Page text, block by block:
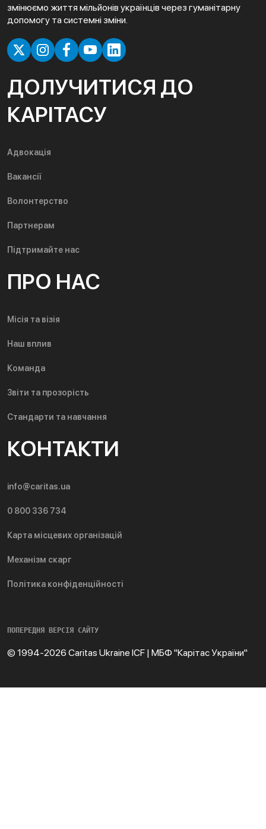
змінюємо життя мільйонів українців через гуманітарну
допомогу та системні зміни.
ДОЛУЧИТИСЯ ДО
КАРІТАСУ
Адвокація
Вакансії
Волонтерство
Партнерам
Підтримайте нас
ПРО НАС
Місія та візія
Наш вплив
Команда
Звіти та прозорість
Стандарти та навчання
КОНТАКТИ
info@caritas.ua
0 800 336 734
Карта місцевих організацій
Механізм скарг
Політика конфіденційності
ПОПЕРЕДНЯ ВЕРСІЯ САЙТУ
© 1994-2026 Caritas Ukraine ICF | МБФ "Карітас України"